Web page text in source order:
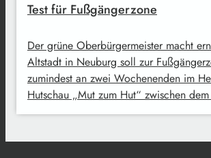
Test für Fußgängerzone
Der grüne Oberbürgermeister macht
Altstadt in Neuburg soll zur
zumindest an zwei Wochenenden im
Hutschau „Mut zum Hut“ zwischen